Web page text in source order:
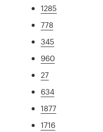
1285
778
345
960
27
634
1877
1716